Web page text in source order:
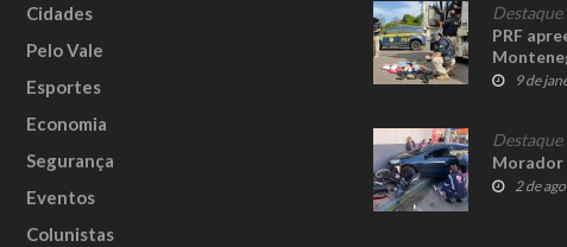
Cidades
Pelo Vale
Esportes
Economia
Segurança
Eventos
Colunistas
Destaque,
PRF
9 de
Destaque,
Morador
2 de